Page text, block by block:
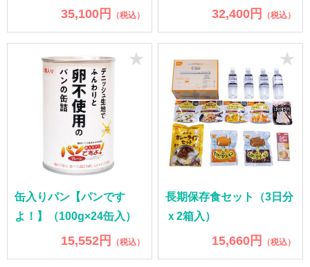
35,100円
（税込）
32,400円
（税込）
缶入りパン【パンです
よ！】（100g×24缶入）
15,552円 （税込）
★
長期保存食セット（3日分
ｘ2箱入）
15,660円 （税込）
★